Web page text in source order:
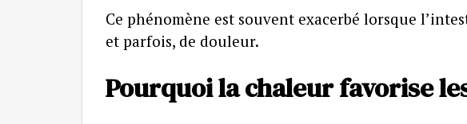
Ce phénomène est souvent exacerbé lorsque
et parfois, de douleur.
Pourquoi la chaleur favorise